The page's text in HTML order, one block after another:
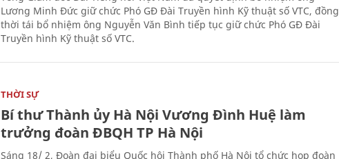
Lương Minh Đức giữ chức Phó GĐ Đài Truyền hình Kỹ thuật số VTC, đồng
thời tái bổ nhiệm ông Nguyễn Văn Bình tiếp tục giữ chức Phó GĐ Đài
Truyền hình Kỹ thuật số VTC.
THỜI SỰ
Bí thư Thành ủy Hà Nội Vương Đình Huệ làm
trưởng đoàn ĐBQH TP Hà Nội
Sáng 18/ 2, Đoàn đại biểu Quốc hội Thành phố Hà Nội tổ chức họp đoàn